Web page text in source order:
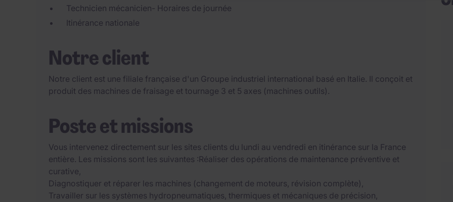
Technicien mécanicien- Horaires de journée
Itinérance nationale
Notre client
Notre client est une filiale française d'un Groupe industriel international basé en Italie. Il conçoit et
produit des machines de fraisage et tournage 3 et 5 axes (machines outils).
Poste et missions
Vous intervenez directement sur les sites clients du lundi au vendredi en itinérance sur la France
entière. Les missions sont les suivantes :Réaliser des opérations de maintenance préventive et
curative,
Diagnostiquer et réparer les machines (changement de moteurs, révision complète),
Travailler sur les systèmes hydropneumatiques, thermiques et mécaniques de précision,